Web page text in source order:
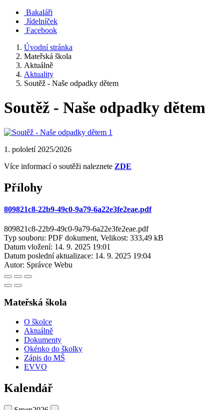
Bakaláři
Jídelníček
Facebook
Úvodní stránka
Mateřská škola
Aktuálně
Aktuality
Soutěž - Naše odpadky dětem
Soutěž - Naše odpadky dětem
1. pololetí 2025/2026
Více informací o soutěži naleznete ZDE
Přílohy
809821c8-22b9-49c0-9a79-6a22e3fe2eae.pdf
809821c8-22b9-49c0-9a79-6a22e3fe2eae.pdf
Typ souboru: PDF dokument, Velikost: 333,49 kB
Datum vložení: 14. 9. 2025 19:01
Datum poslední aktualizace: 14. 9. 2025 19:04
Autor: Správce Webu
Mateřská škola
O školce
Aktuálně
Dokumenty
Okénko do školky
Zápis do MŠ
EVVO
Kalendář